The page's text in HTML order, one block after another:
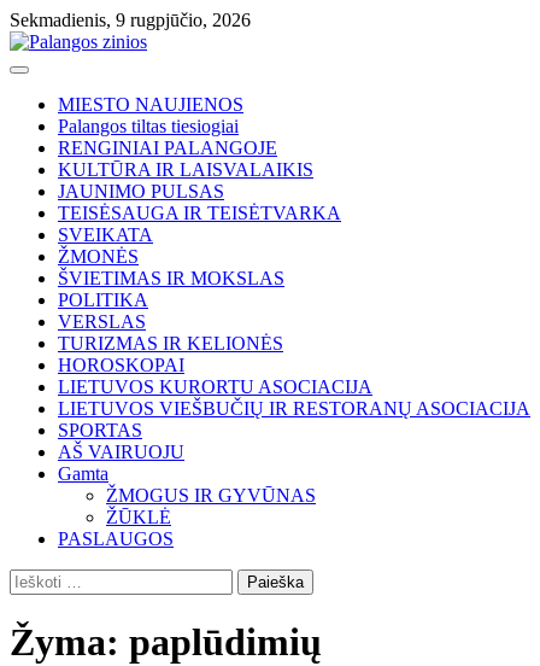
Skip
to
content
Sekmadienis, 9 rugpjūčio, 2026
MIESTO NAUJIENOS
Palangos tiltas tiesiogiai
RENGINIAI PALANGOJE
KULTŪRA IR LAISVALAIKIS
JAUNIMO PULSAS
TEISĖSAUGA IR TEISĖTVARKA
SVEIKATA
ŽMONĖS
ŠVIETIMAS IR MOKSLAS
POLITIKA
VERSLAS
TURIZMAS IR KELIONĖS
HOROSKOPAI
LIETUVOS KURORTU ASOCIACIJA
LIETUVOS VIEŠBUČIŲ IR RESTORANŲ ASOCIACIJA
SPORTAS
AŠ VAIRUOJU
Gamta
ŽMOGUS IR GYVŪNAS
ŽŪKLĖ
PASLAUGOS
Ieškoti:
Žyma: paplūdimių